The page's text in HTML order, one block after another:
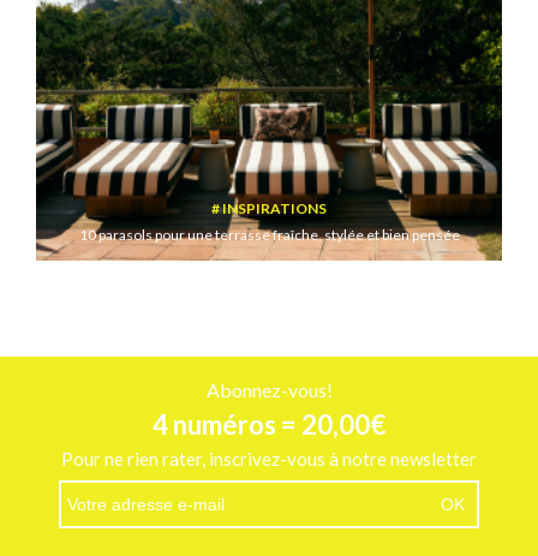
INSPIRATIONS
10 parasols pour une terrasse fraîche, stylée et bien pensée
Abonnez-vous!
4 numéros = 20,00€
Pour ne rien rater, inscrivez-vous à notre newsletter